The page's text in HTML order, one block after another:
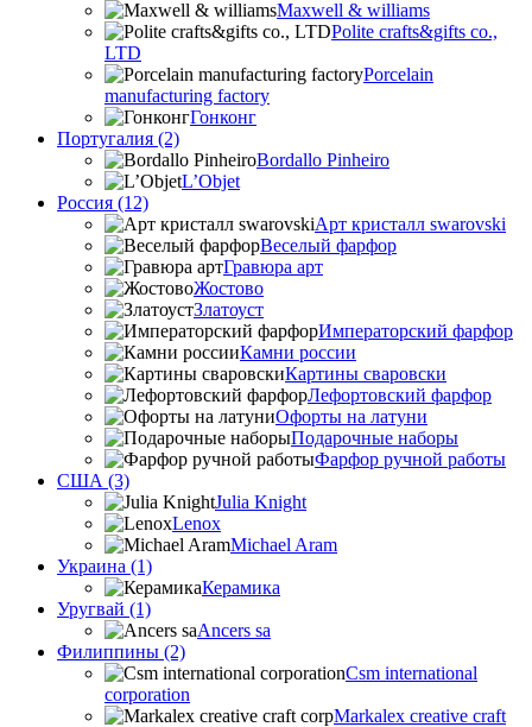
Maxwell & williams
Polite crafts&gifts co.,
LTD
Porcelain
manufacturing factory
Гонконг
Португалия (2)
Bordallo Pinheiro
L’Objet
Россия (12)
Арт кристалл swarovski
Веселый фарфор
Гравюра арт
Жостово
Златоуст
Императорский фарфор
Камни россии
Картины сваровски
Лефортовский фарфор
Офорты на латуни
Подарочные наборы
Фарфор ручной работы
США (3)
Julia Knight
Lenox
Michael Aram
Украина (1)
Керамика
Уругвай (1)
Ancers sa
Филиппины (2)
Csm international
corporation
Markalex creative craft